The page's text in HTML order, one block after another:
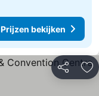
Prijzen bekijken
Delen